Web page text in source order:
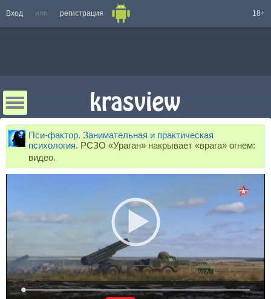
Вход или регистрация 18+
Пси-фактор. Занимательная и практическая
психология. РСЗО «Ураган» накрывает «врага» огнем:
видео.